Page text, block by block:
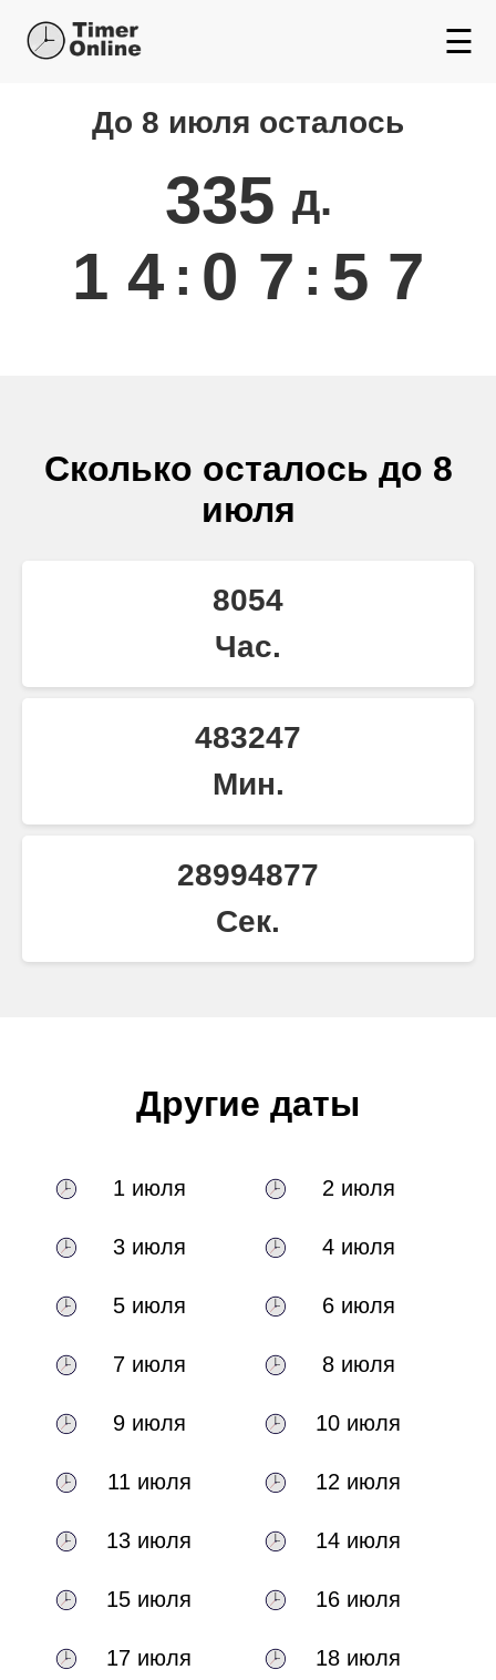
☰
Сколько осталось до Июля
До 8 июля осталось
335 д.
1 4 : 0 7 : 5 7
Сколько осталось до 8
июля
8054
Час.
483247
Мин.
28994877
Сек.
Другие даты
1 июля 2 июля
3 июля 4 июля
5 июля 6 июля
7 июля 8 июля
9 июля 10 июля
11 июля 12 июля
13 июля 14 июля
15 июля 16 июля
17 июля 18 июля